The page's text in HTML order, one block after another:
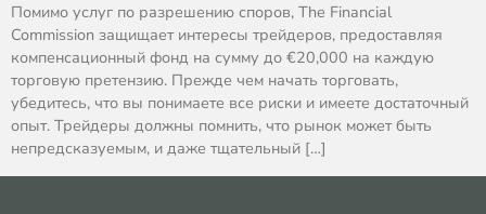
Помимо услуг по разрешению споров, The Financial
Commission защищает интересы трейдеров, предоставляя
компенсационный фонд на сумму до €20,000 на каждую
торговую претензию. Прежде чем начать торговать,
убедитесь, что вы понимаете все риски и имеете достаточный
опыт. Трейдеры должны помнить, что рынок может быть
непредсказуемым, и даже тщательный […]